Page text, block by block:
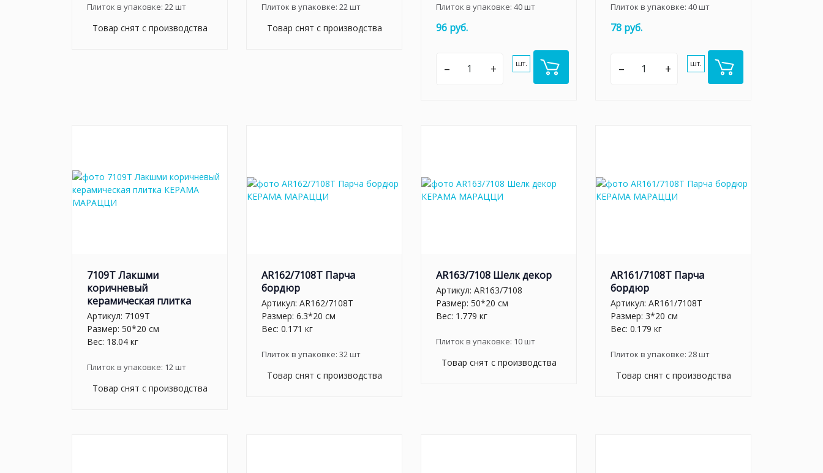
Плиток в упаковке: 22 шт
Товар снят с производства
Плиток в упаковке: 22 шт
Товар снят с производства
Плиток в упаковке: 40шт
96 руб.
– + шт.
Плиток в упаковке: 40шт
78 руб.
– + шт.
7109T Лакшми
коричневый
керамическая плитка
Артикул: 7109T
Размер: 50*20 см
Вес: 18.04 кг
Плиток в упаковке: 12шт
Товар снят с производства
AR162/7108T Парча
бордюр
Артикул: AR162/7108T
Размер: 6.3*20 см
Вес: 0.171 кг
Плиток в упаковке: 32шт
Товар снят с производства
AR163/7108 Шелк декор
Артикул: AR163/7108
Размер: 50*20 см
Вес: 1.779 кг
Плиток в упаковке: 10шт
Товар снят с производства
AR161/7108T Парча
бордюр
Артикул: AR161/7108T
Размер: 3*20 см
Вес: 0.179 кг
Плиток в упаковке: 28шт
Товар снят с производства